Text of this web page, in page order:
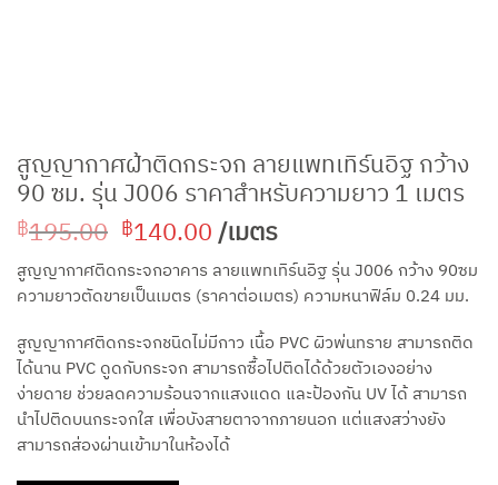
สูญญากาศฝ้าติดกระจก ลายแพทเทิร์นอิฐ กว้าง
90 ซม. รุ่น J006 ราคาสำหรับความยาว 1 เมตร
฿195.00 Original
price
was:
฿195.00.
฿140.00Current
price
is:
฿140.00.
/เมตร
สูญญากาศติดกระจกอาคาร ลายแพทเทิร์นอิฐ รุ่น J006 กว้าง 90ซม
ความยาวตัดขายเป็นเมตร (ราคาต่อเมตร) ความหนาฟิล์ม 0.24 มม.
สูญญากาศติดกระจกชนิดไม่มีกาว เนื้อ PVC ผิวพ่นทราย สามารถติด
ได้นาน PVC ดูดกับกระจก สามารถซื้อไปติดได้ด้วยตัวเองอย่าง
ง่ายดาย ช่วยลดความร้อนจากแสงแดด และป้องกัน UV ได้ สามารถ
นำไปติดบนกระจกใส เพื่อบังสายตาจากภายนอก แต่แสงสว่างยัง
สามารถส่องผ่านเข้ามาในห้องได้